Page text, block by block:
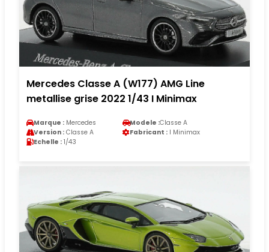
Mercedes Classe A (W177) AMG Line
metallise grise 2022 1/43 I Minimax
Marque : Mercedes Modele :Classe A
Version : Classe A Fabricant : I Minimax
Echelle : 1/43